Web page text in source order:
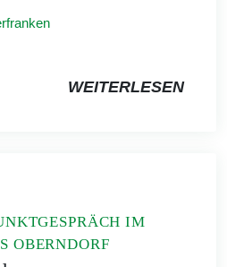
WEITERLESEN
IM
OBERNDORF